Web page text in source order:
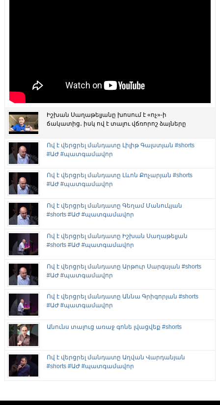
Իշխան Սաղաթելյանը խոսում է «ոչ»-ի
ճակատից․ իսկ ով է տալու վճռորոշ ձայները
Ով է վերցրել մանդատը Լիլիթ Գալստյան #shorts
#ԱԺ #պատգամավոր
Ով է վերցրել մանդատը Լևոն Քոչարյան #shorts
#ԱԺ #պատգամավոր
Ով է վերցրել մանդատը Գեղամ Մանուկյան
#shorts #ԱԺ #պատգամավոր
Ով է վերցրել մանդատը Իշխան Սաղաթելյան
#shorts #ԱԺ #պատգամավոր
Ով է վերցրել մանդատը Արթուր Սարգսյան #shorts
#ԱԺ #պատգամավոր
Ով է վերցրել մանդատը Աննա Գրիգորյան #shorts
#ԱԺ #պատգամավոր
Անունս տալուց առաջ գոնե լվացվեք #shorts
Ով է վերցրել մանդատը Աղվան Վարդանյան
#shorts #ԱԺ #պատգամավոր